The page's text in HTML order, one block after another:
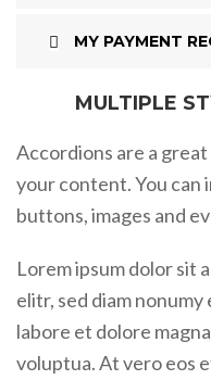
MY PAYMENT
MULTIPLE
Accordions are a
your content. You can
buttons, images and
Lorem ipsum dolor sit
elitr, sed diam
labore et dolore
voluptua. At vero eos